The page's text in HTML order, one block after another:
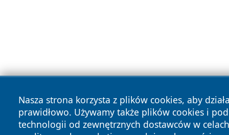
Nasza strona korzysta z plików cookies, aby
prawidłowo. Używamy także plików cookies i
technologii od zewnętrznych dostawców w celach